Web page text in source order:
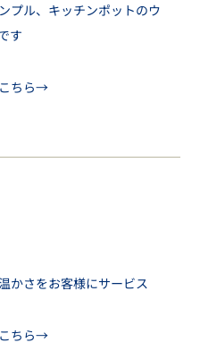
プル、キッチンポットのウ
す
ちら→
かさをお客様にサービス
ちら→